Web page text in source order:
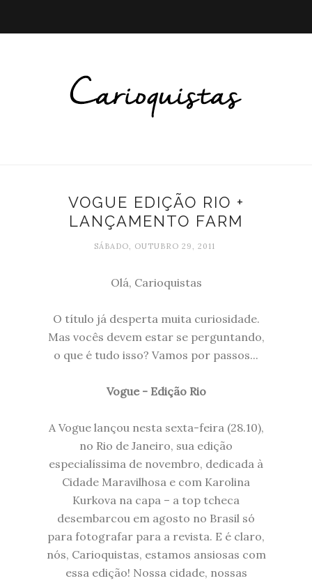
VOGUE EDIÇÃO RIO +
LANÇAMENTO FARM
SÁBADO, OUTUBRO 29, 2011
Olá, Carioquistas
O título já desperta muita curiosidade.
Mas vocês devem estar se perguntando,
o que é tudo isso? Vamos por passos...
Vogue - Edição Rio
A Vogue lançou nesta sexta-feira (28.10),
no Rio de Janeiro, sua edição
especialíssima de novembro, dedicada à
Cidade Maravilhosa e com Karolina
Kurkova na capa – a top tcheca
desembarcou em agosto no Brasil só
para fotografar para a revista. E é claro,
nós, Carioquistas, estamos ansiosas com
essa edição! Nossa cidade, nossas